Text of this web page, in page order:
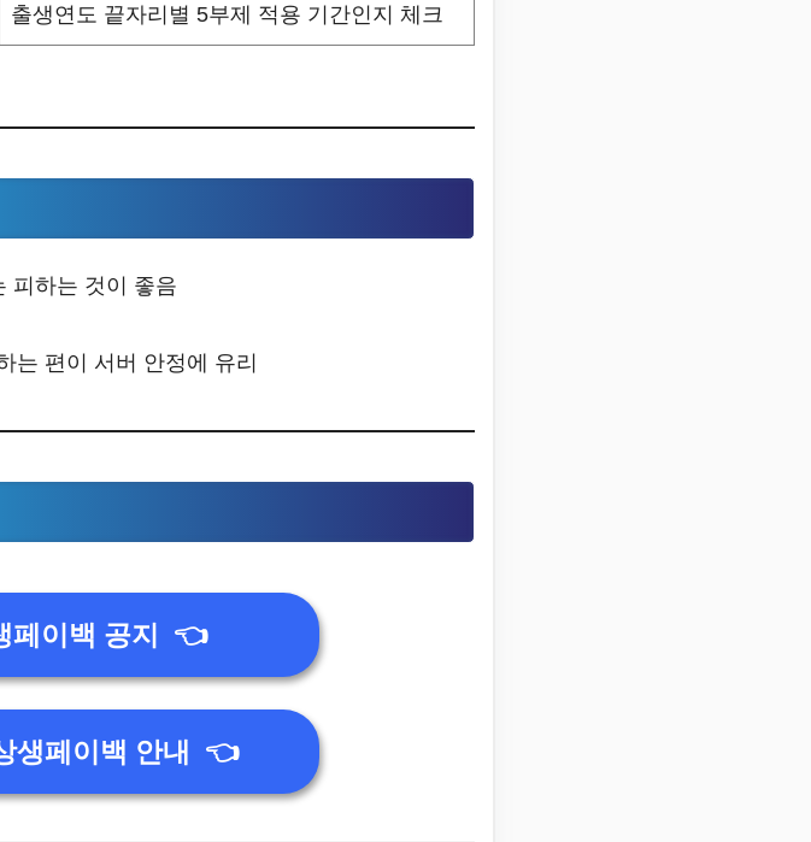
출생연도 끝자리별 5부제 적용 기간인지 체크
피하는 것이 좋음
는 편이 서버 안정에 유리
페이백 공지 👈
생페이백 안내 👈